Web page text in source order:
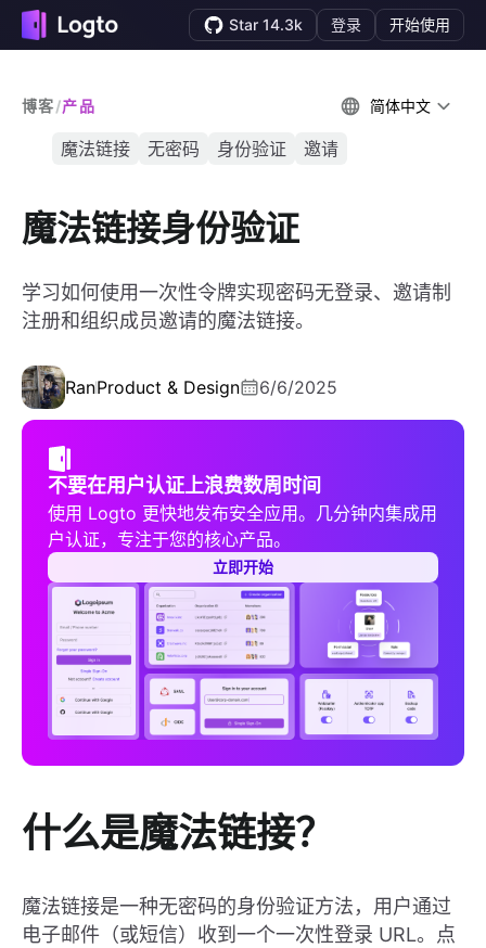
Star 14.3k 登录 开始使用
博客/产品 简体中文
魔法链接 无密码 身份验证 邀请
魔法链接身份验证
学习如何使用一次性令牌实现密码无登录、邀请制
注册和组织成员邀请的魔法链接。
RanProduct & Design 6/6/2025
不要在用户认证上浪费数周时间
使用 Logto 更快地发布安全应用。几分钟内集成用
户认证，专注于您的核心产品。
立即开始
什么是魔法链接？
魔法链接是一种无密码的身份验证方法，用户通过
电子邮件（或短信）收到一个一次性登录 URL。点